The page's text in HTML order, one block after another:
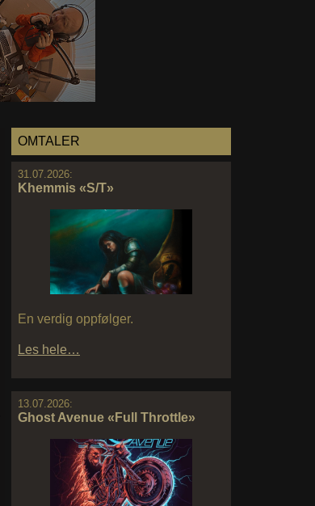
OMTALER
31.07.2026:
Khemmis «S/T»
En verdig oppfølger.
Les hele…
13.07.2026:
Ghost Avenue «Full Throttle»